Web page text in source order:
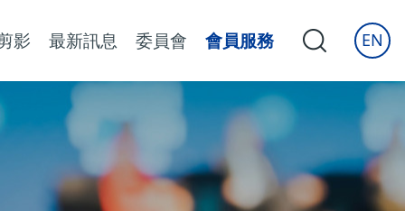
影 最新訊息 委員會 會員服務 EN